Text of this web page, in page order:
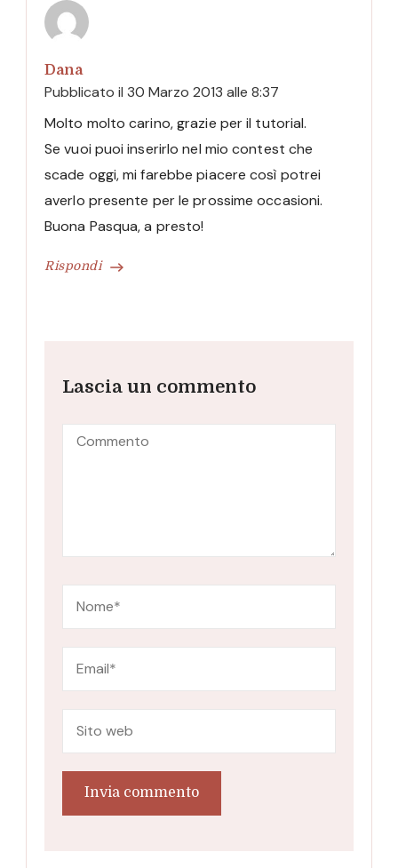
Dana
Pubblicato il 30 Marzo 2013 alle 8:37
Rispondi
Molto molto carino, grazie per il tutorial.
Se vuoi puoi inserirlo nel mio contest che
scade oggi, mi farebbe piacere così potrei
averlo presente per le prossime occasioni.
Buona Pasqua, a presto!
Lascia un commento